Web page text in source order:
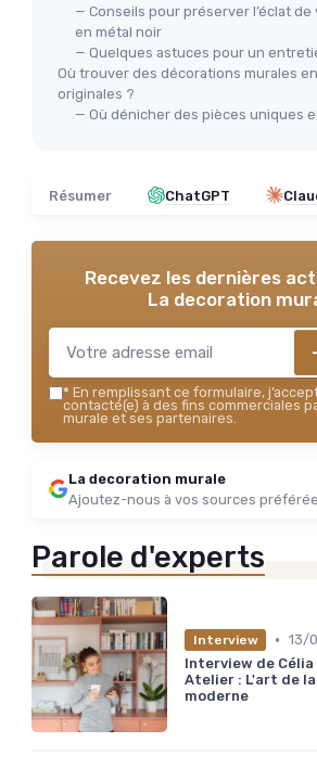
— Conseils pour préserver l’éclat de
en métal noir
— Quelques astuces pour un
Où trouver des décorations murales
originales ?
— Où dénicher des pièces uniques
Résumer ChatGPT
Recevez les dernières
La decoration
* En remplissant ce formulaire,
contacté(e) à des fins commerciales
murale et ses partenaires.
La decoration murale
Ajoutez-nous à vos sources
Parole d'experts
Interview • 13/
Interview de Célia
Atelier : L'art de
moderne